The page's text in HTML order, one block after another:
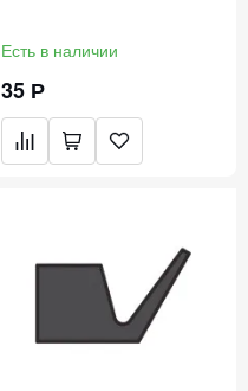
Есть в наличии
35 Р